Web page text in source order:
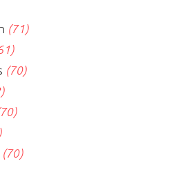
(71)
(70)
(70)